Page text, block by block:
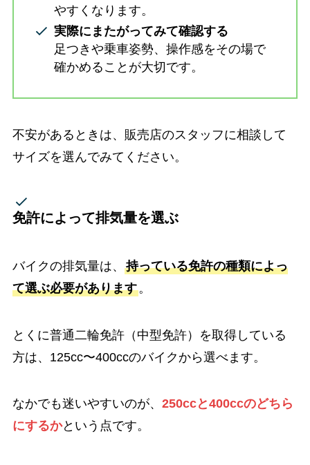
やすくなります。
実際にまたがってみて確認する
足つきや乗車姿勢、操作感をその場で
確かめることが大切です。
不安があるときは、販売店のスタッフに相談して
サイズを選んでみてください。
免許によって排気量を選ぶ
バイクの排気量は、 持っている免許の種類によっ
て選ぶ必要があります。
とくに普通二輪免許（中型免許）を取得している
方は、125cc〜400ccのバイクから選べます。
なかでも迷いやすいのが、 250ccと400ccのどちら
にするかという点です。